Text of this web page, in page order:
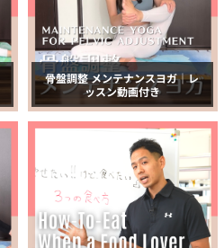
骨盤調整 メンテナンスヨガ｜レ
ッスン動画付き